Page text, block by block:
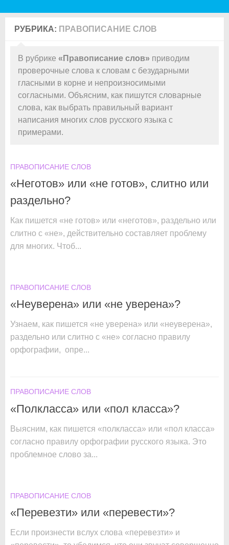
РУБРИКА: ПРАВОПИСАНИЕ СЛОВ
В рубрике «Правописание слов» приводим
проверочные слова к словам с безударными
гласными в корне и непроизносимыми
согласными. Объясним, как пишутся словарные
слова, как выбрать правильный вариант
написания многих слов русского языка с
примерами.
ПРАВОПИСАНИЕ СЛОВ
«Неготов» или «не готов», слитно или
раздельно?
Как пишется «не готов» или «неготов», раздельно или
слитно с «не», действительно составляет проблему
для многих. Чтоб...
ПРАВОПИСАНИЕ СЛОВ
«Неуверена» или «не уверена»?
Узнаем, как пишется «не уверена» или «неуверена»,
раздельно или слитно с «не» согласно правилу
орфографии, опре...
ПРАВОПИСАНИЕ СЛОВ
«Полкласса» или «пол класса»?
Выясним, как пишется «полкласса» или «пол класса»
согласно правилу орфографии русского языка. Это
проблемное слово за...
ПРАВОПИСАНИЕ СЛОВ
«Перевезти» или «перевести»?
Если произнести вслух слова «перевезти» и